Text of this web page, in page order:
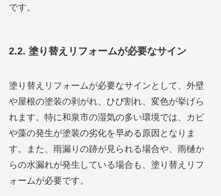
です。
2.2. 塗り替えリフォームが必要なサイン
塗り替えリフォームが必要なサインとして、外壁
や屋根の塗装の剥がれ、ひび割れ、変色が挙げら
れます。特に和泉市の湿気の多い環境では、カビ
や藻の発生が塗装の劣化を早める原因となりま
す。また、雨漏りの跡が見られる場合や、雨樋か
らの水漏れが発生している場合も、塗り替えリフ
ォームが必要です。